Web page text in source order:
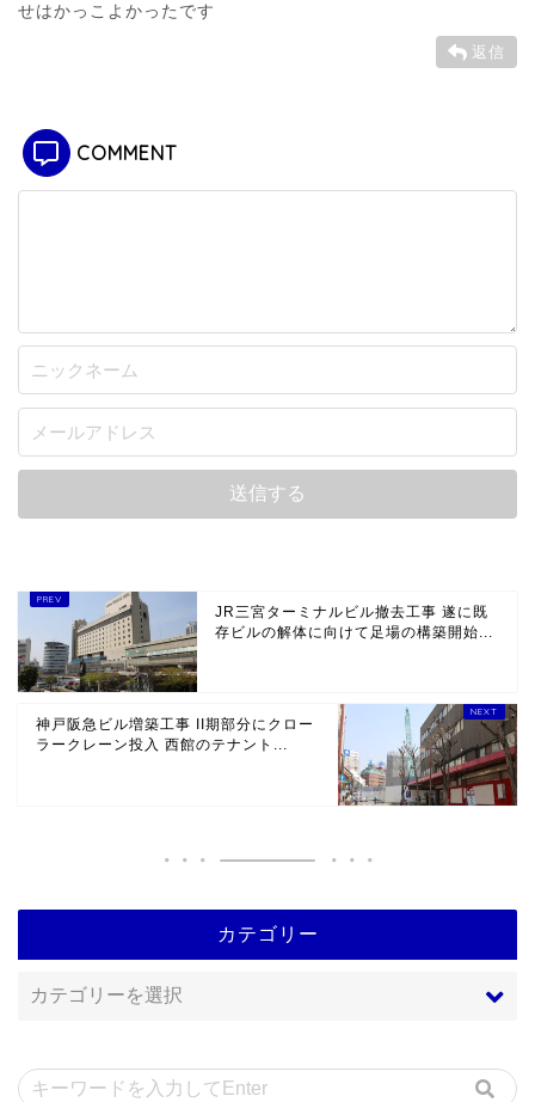
せはかっこよかったです
返信
COMMENT
JR三宮ターミナルビル撤去工事 遂に既
存ビルの解体に向けて足場の構築開始...
神戸阪急ビル増築工事 II期部分にクロー
ラークレーン投入 西館のテナント...
カテゴリー